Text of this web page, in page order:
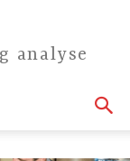
analyse